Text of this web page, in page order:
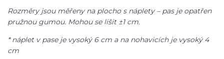
Rozměry jsou měřeny na plocho s náplety – pas je opatřen
pružnou gumou. Mohou se lišit ±1 cm.
* náplet v pase je vysoký 6 cm a na nohavicích je vysoký 4
cm